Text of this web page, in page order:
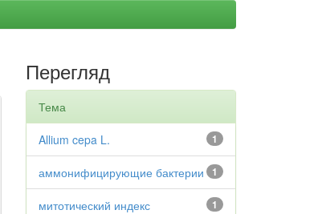
Перегляд
Тема
1
Allium cepa L.
1
аммонифицирующие бактерии
1
митотический индекс